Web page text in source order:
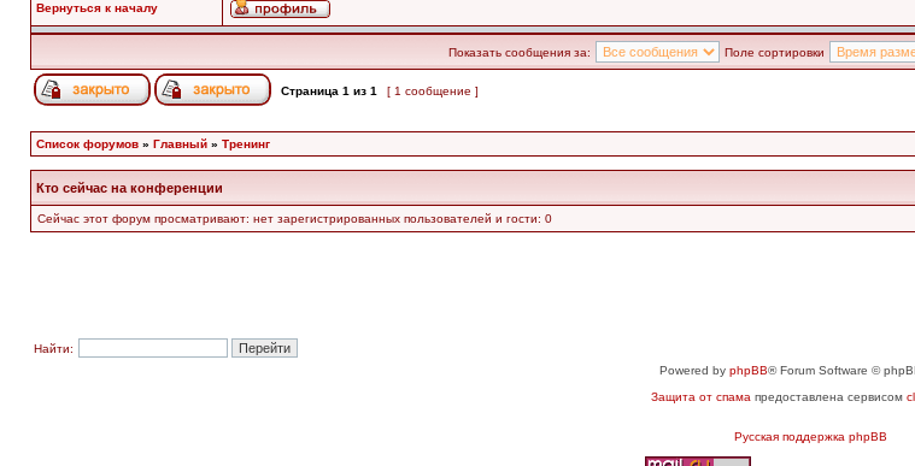
Вернуться к началу
Показать сообщения за: Поле сортировки
Страница 1 из 1 [ 1 сообщение ]
Список форумов » Главный » Тренинг
Кто сейчас на конференции
Сейчас этот форум просматривают: нет зарегистрированных пользователей и гости: 0
Найти:
Powered by phpBB® Forum Software ©
Защита от спама предоставлена сервисом
Русская поддержка phpBB